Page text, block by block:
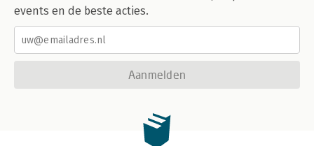
events en de beste acties.
Aanmelden